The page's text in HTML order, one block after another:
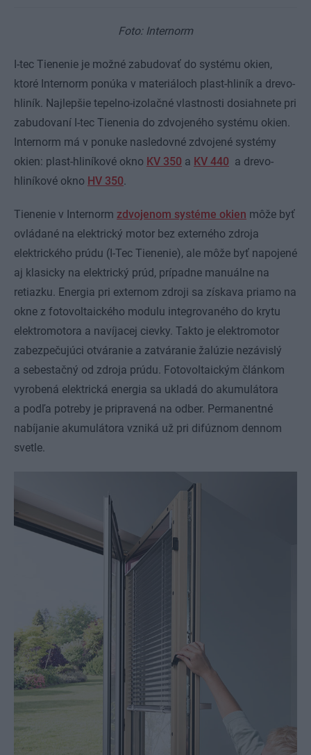
Foto: Internorm
I-tec Tienenie je možné zabudovať do systému okien,
ktoré Internorm ponúka v materiáloch plast-hliník a drevo-
hliník. Najlepšie tepelno-izolačné vlastnosti dosiahnete pri
zabudovaní I-tec Tienenia do zdvojeného systému okien.
Internorm má v ponuke nasledovné zdvojené systémy
okien: plast-hliníkové okno KV 350 a KV 440 a drevo-
hliníkové okno HV 350.
Tienenie v Internorm zdvojenom systéme okien môže byť
ovládané na elektrický motor bez externého zdroja
elektrického prúdu (I-Tec Tienenie), ale môže byť napojené
aj klasicky na elektrický prúd, prípadne manuálne na
retiazku. Energia pri externom zdroji sa získava priamo na
okne z fotovoltaického modulu integrovaného do krytu
elektromotora a navíjacej cievky. Takto je elektromotor
zabezpečujúci otváranie a zatváranie žalúzie nezávislý
a sebestačný od zdroja prúdu. Fotovoltaickým článkom
vyrobená elektrická energia sa ukladá do akumulátora
a podľa potreby je pripravená na odber. Permanentné
nabíjanie akumulátora vzniká už pri difúznom dennom
svetle.